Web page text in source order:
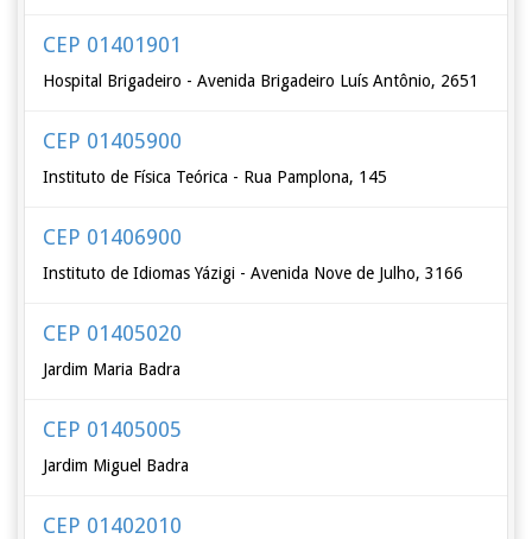
CEP 01401901
Hospital Brigadeiro - Avenida Brigadeiro Luís Antônio, 2651
CEP 01405900
Instituto de Física Teórica - Rua Pamplona, 145
CEP 01406900
Instituto de Idiomas Yázigi - Avenida Nove de Julho, 3166
CEP 01405020
Jardim Maria Badra
CEP 01405005
Jardim Miguel Badra
CEP 01402010